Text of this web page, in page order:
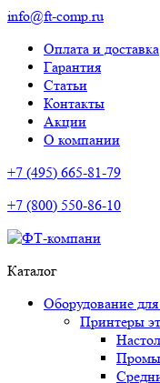
info@ft-comp.ru
Оплата и доставка
Гарантия
Статьи
Контакты
Акции
О компании
+7 (495) 665-81-79
+7 (800) 550-86-10
Каталог
Оборудование
Принтеры